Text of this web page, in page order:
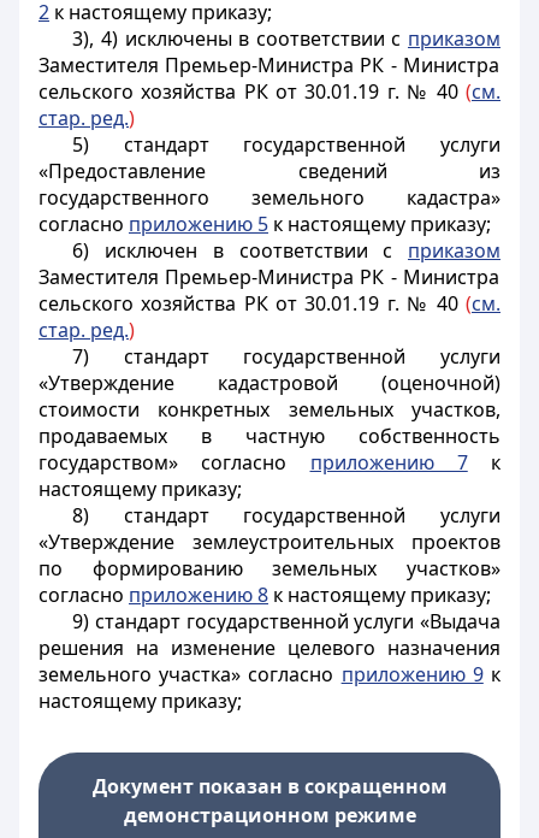
2 к настоящему приказу;
3), 4) исключены в соответствии с приказом
Заместителя Премьер-Министра РК - Министра
сельского хозяйства РК от 30.01.19 г. № 40 (см.
стар. ред.)
5) стандарт государственной услуги
«Предоставление сведений из
государственного земельного кадастра»
согласно приложению 5 к настоящему приказу;
6) исключен в соответствии с приказом
Заместителя Премьер-Министра РК - Министра
сельского хозяйства РК от 30.01.19 г. № 40 (см.
стар. ред.)
7) стандарт государственной услуги
«Утверждение кадастровой (оценочной)
стоимости конкретных земельных участков,
продаваемых в частную собственность
государством» согласно приложению 7к
настоящему приказу;
8) стандарт государственной услуги
«Утверждение землеустроительных проектов
по формированию земельных участков»
согласно приложению 8 к настоящему приказу;
9) стандарт государственной услуги «Выдача
решения на изменение целевого назначения
земельного участка» согласно приложению 9к
настоящему приказу;
Документ показан в сокращенном
демонстрационном режиме